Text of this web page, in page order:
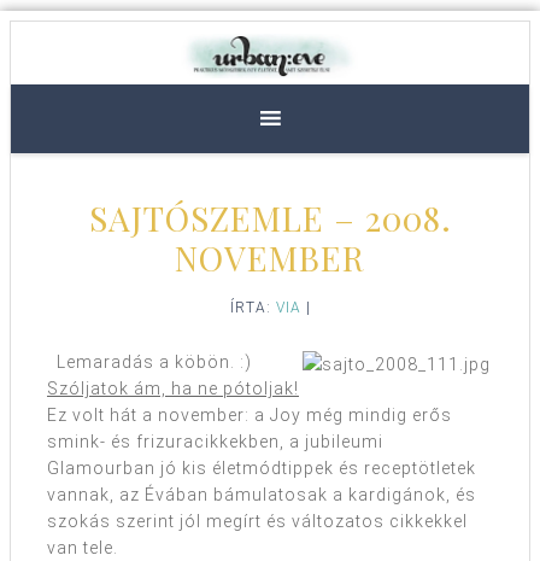
SAJTÓSZEMLE – 2008.
NOVEMBER
ÍRTA: VIA
Lemaradás a köbön. :)
Szóljatok ám, ha ne pótoljak!
Ez volt hát a november: a Joy még mindig erős
smink- és frizuracikkekben, a jubileumi
Glamourban jó kis életmódtippek és receptötletek
vannak, az Évában bámulatosak a kardigánok, és
szokás szerint jól megírt és változatos cikkekkel
van tele.